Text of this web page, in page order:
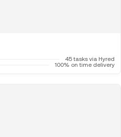
45 tasks via Hyred
100% on time delivery